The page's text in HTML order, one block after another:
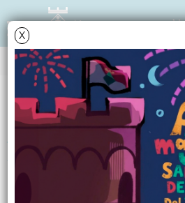
X
TRIBUNA POLÍTICA
Article C's -
2016